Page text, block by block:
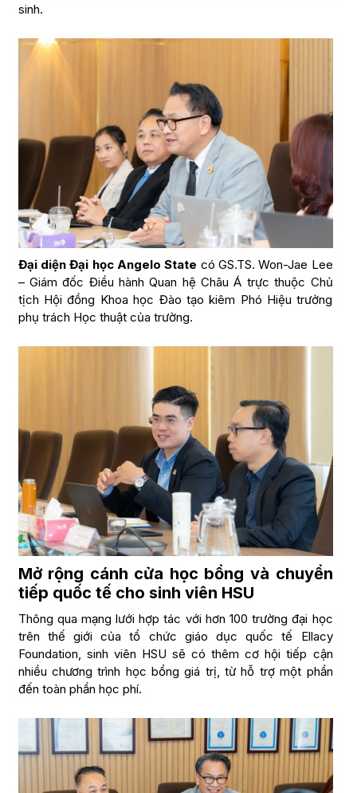
sinh.
Đại diện Đại học Angelo State có GS.TS. Won-Jae Lee
– Giám đốc Điều hành Quan hệ Châu Á trực thuộc Chủ
tịch Hội đồng Khoa học Đào tạo kiêm Phó Hiệu trưởng
phụ trách Học thuật của trường.
Mở rộng cánh cửa học bổng và chuyển
tiếp quốc tế cho sinh viên HSU
Thông qua mạng lưới hợp tác với hơn 100 trường đại học
trên thế giới của tổ chức giáo dục quốc tế Ellacy
Foundation, sinh viên HSU sẽ có thêm cơ hội tiếp cận
nhiều chương trình học bổng giá trị, từ hỗ trợ một phần
đến toàn phần học phí.